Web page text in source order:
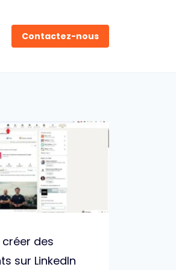
Contactez-nous
des
sur LinkedIn